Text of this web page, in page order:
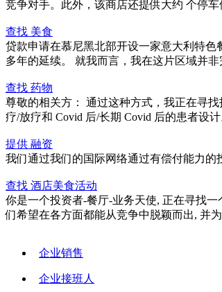
竞争对手。此外，该商店还提供大约 个停
查找 美食
贷款申请在慕尼黑北部开设一家意大利特
多年的延续。 就我而言，我在这片区域并
查找 药物
尊敬的相关方： 通过这种方式，我正在寻
疗/放疗和 Covid 后/长期 Covid 后的患者设
提供 融资
我们通过我们的国际网络通过有偿付能力
查找 酒店美食活动
你是一个投资者-餐厅-业务天使, 正在寻找
们希望在各方面都能从竞争中脱颖而出, 并
企业销售
企业接班人